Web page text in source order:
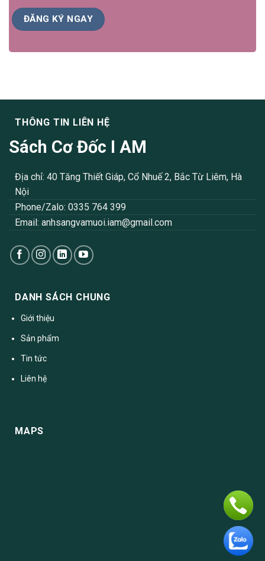
THÔNG TIN LIÊN HỆ
Sách Cơ Đốc I AM
Địa chỉ: 40 Tăng Thiết Giáp, Cổ Nhuế 2, Bắc Từ Liêm, Hà
Nội
Phone/Zalo: 0335 764 399
Email: anhsangvamuoi.iam@gmail.com
DANH SÁCH CHUNG
Giới thiệu
Sản phẩm
Tin tức
Liên hệ
MAPS